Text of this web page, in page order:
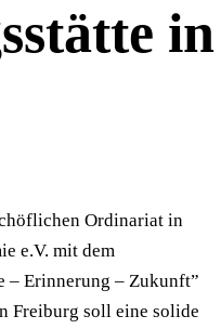
in
Ordinariat in
e.V. mit dem
– Erinnerung – Zukunft”
Freiburg soll eine solide